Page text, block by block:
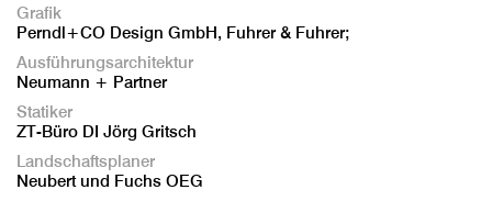
Grafik
Perndl+CO Design GmbH, Fuhrer & Fuhrer;
Ausführungsarchitektur
Neumann + Partner
Statiker
ZT-Büro DI Jörg Gritsch
Landschaftsplaner
Neubert und Fuchs OEG